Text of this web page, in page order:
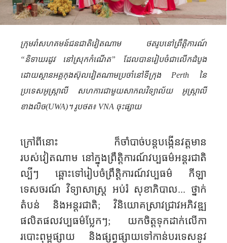
ក្រុមរាំសហគមន៍ជនជាតិវៀតណាម ថតរូបនៅព្រឹត្តិការណ៍
“និទាឃរដូវ​ នៅស្រុក​កំណើត” ដែល​បានរៀបចំជាលើកដំបូង
ដោយស្ថានអគ្គកុងស៊ុលវៀតណាមប្រចាំនៅទីក្រុង Perth នៃ
ប្រទេសអូស្ត្រាលី សហការជាមួយសាកលវិទ្យាល័យ អូស្ត្រាលី
ខាងលិច(UWA)។ រូបថត៖ VNA ចុះផ្សាយ
ក្រៅពីនោះ ក៏ចាំបាច់បន្តបង្កើនវត្តមាន
របស់វៀតណាម​​ នៅក្នុងព្រឹត្តិការណ៍វប្បធម៌អន្តរជាតិ
ល្បីៗ ឆ្ពោះទៅរៀបចំព្រឹត្តិការណ៍វប្បធម៌ កីឡា
ទេសចរណ៍ វិទ្យាសាស្ត្រ អប់រំ សុខាភិបាល... ថ្នាក់
តំបន់ និងអន្តរជាតិ; វិនិយោគស្រាវជ្រាវអភិវឌ្ឍ
ផលិតផលវប្បធម៌ប្លែកៗ; យកចិត្តទុកដាក់លើកា
របោះពុម្ពផ្សាយ និងផ្សព្វផ្សាយទៅ​កាន់​បរទេស​នូវ